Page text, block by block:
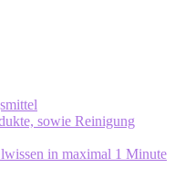
sowie Reinigung
in maximal 1 Minute